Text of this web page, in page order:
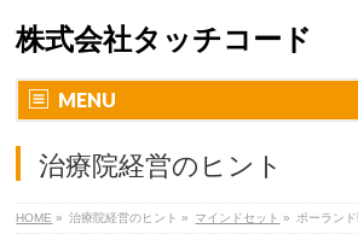
株式会社タッチコード
MENU
治療院経営のヒント
HOME » 治療院経営のヒント » マインドセット » ポーラン